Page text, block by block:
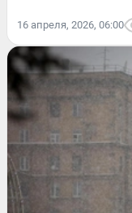
16 апреля, 2026, 06:00